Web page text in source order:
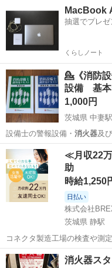
岡山市 大安寺駅
MacBook
抽選でプレ
くらしノート
💁《消防
設備 基本
1,000円
茨城県 中妻駅
設備士の警報設備・ 消火器及
火器分は売り切れました…
茨城 常総市 中妻駅
≪月収22
助
時給1,250
日払い
株式会社
茨城県 静駅
コネクタ製造工場の検査や測
日128日★クリーンルーム内
★就業先食堂利用可！日払い制度
茨城 常陸大宮市 静駅
消火器ス